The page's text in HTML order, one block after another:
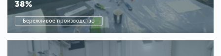
38%
Бережливое производство